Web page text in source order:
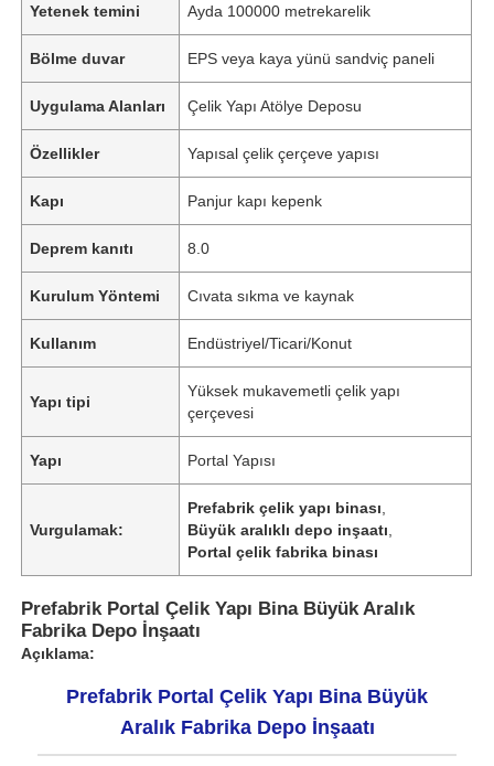
Yetenek temini Ayda 100000 metrekarelik
Bölme duvar EPS veya kaya yünü sandviç paneli
Uygulama Alanları Çelik Yapı Atölye Deposu
Özellikler Yapısal çelik çerçeve yapısı
Kapı Panjur kapı kepenk
Deprem kanıtı 8.0
Kurulum Yöntemi Cıvata sıkma ve kaynak
Kullanım Endüstriyel/Ticari/Konut
Yapı tipi
Yüksek mukavemetli çelik yapı
çerçevesi
Yapı Portal Yapısı
Vurgulamak:
Prefabrik çelik yapı binası
Büyük aralıklı depo inşaatı
Portal çelik fabrika binası
Prefabrik Portal Çelik Yapı Bina Büyük Aralık
Fabrika Depo İnşaatı
Açıklama:
Prefabrik Portal Çelik Yapı Bina Büyük
Aralık Fabrika Depo İnşaatı